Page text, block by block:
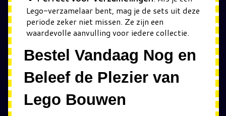
Lego-verzamelaar bent, mag je de sets uit deze
periode zeker niet missen. Ze zijn een
waardevolle aanvulling voor iedere collectie.
Bestel Vandaag Nog en
Beleef de Plezier van
Lego Bouwen